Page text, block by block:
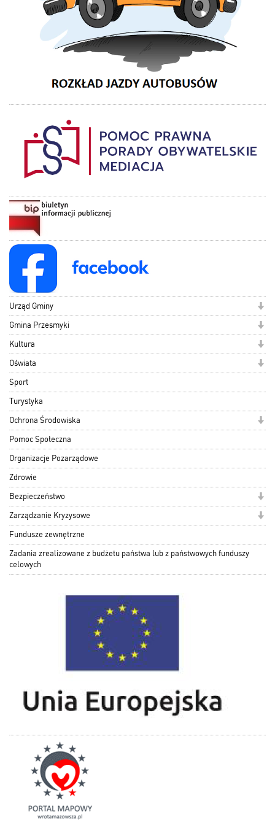
Urząd Gminy
Gmina Przesmyki
Kultura
Oświata
Sport
Turystyka
Ochrona Środowiska
Pomoc Społeczna
Organizacje Pozarządowe
Zdrowie
Bezpieczeństwo
Zarządzanie Kryzysowe
Fundusze zewnętrzne
Zadania zrealizowane z budżetu państwa lub z państwowych funduszy
celowych